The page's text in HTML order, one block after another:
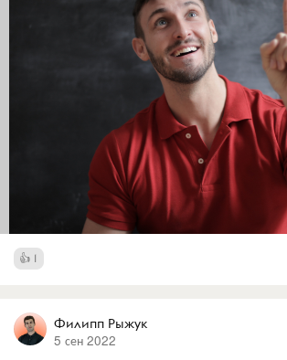
1
Филипп Рыжук
5 сен 2022